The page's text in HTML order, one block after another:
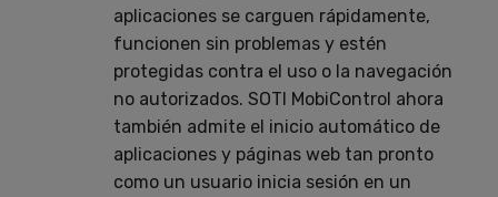
aplicaciones se carguen rápidamente,
funcionen sin problemas y estén
protegidas contra el uso o la navegación
no autorizados. SOTI MobiControl ahora
también admite el inicio automático de
aplicaciones y páginas web tan pronto
como un usuario inicia sesión en un